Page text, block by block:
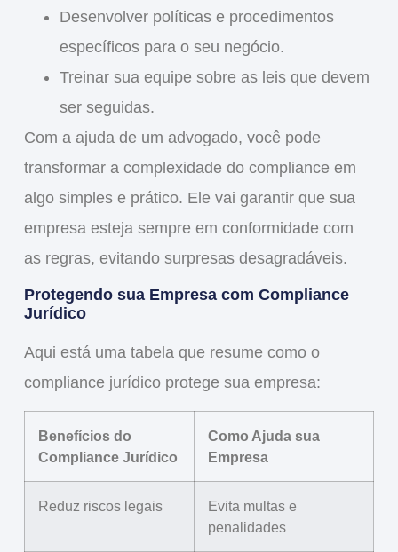
Desenvolverpolíticas e procedimentos
específicos para o seu negócio.
Treinarsua equipe sobre as leis que devem
ser seguidas.
Com a ajuda de um advogado, você pode
transformar a complexidade do compliance em
algo simples e prático. Ele vai garantir que sua
empresa esteja sempre em conformidade com
as regras, evitando surpresas desagradáveis.
Protegendo sua Empresa com Compliance
Jurídico
Aqui está uma tabela que resume como o
compliance jurídico protege sua empresa:
Benefícios do
Compliance Jurídico
Como Ajuda sua
Empresa
Reduz riscos legais
Evita multas e
penalidades